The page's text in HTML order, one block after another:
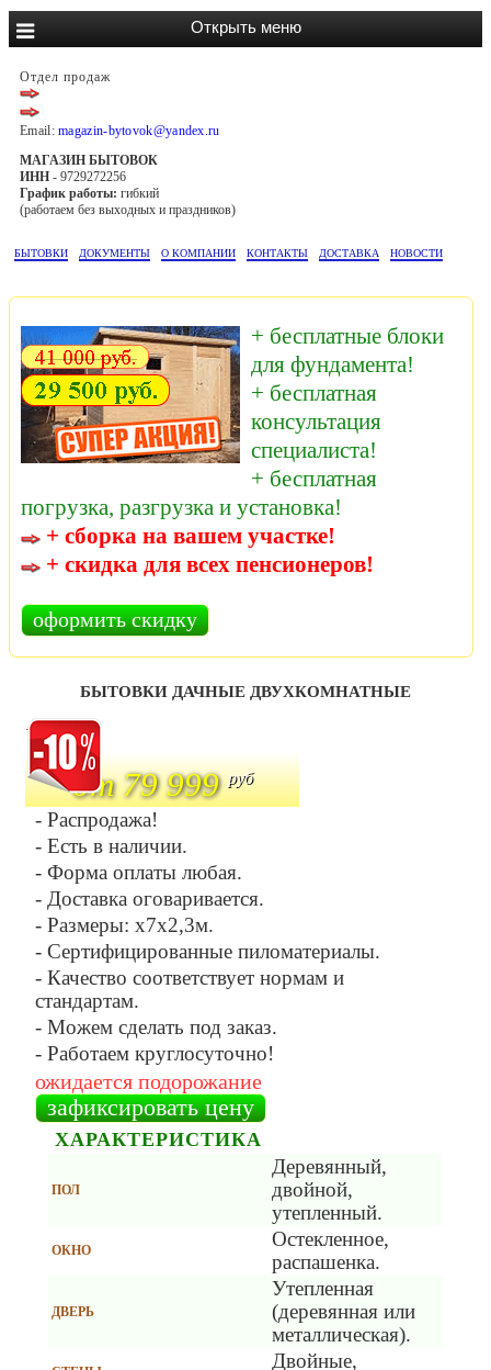
Отдел продаж
Email:magazin-bytovok@yandex.ru
МАГАЗИН БЫТОВОК
ИНН - 9729272256
График работы: гибкий
(работаем без выходных и праздников)
БЫТОВКИ ДОКУМЕНТЫ О КОМПАНИИ КОНТАКТЫ ДОСТАВКА НОВОСТИ
+ бесплатные блоки
для фундамента!
+ бесплатная
консультация
специалиста!
+ бесплатная
погрузка, разгрузка и установка!
+ сборка на вашем участке!
+ скидка для всех пенсионеров!
оформить скидку
БЫТОВКИ ДАЧНЫЕ ДВУХКОМНАТНЫЕ
.
от 79 999руб
- Распродажа!
- Есть в наличии.
- Форма оплаты любая.
- Доставка оговаривается.
- Размеры: х7х2,3м.
- Сертифицированные пиломатериалы.
- Качество соответствует нормам и
стандартам.
- Можем сделать под заказ.
- Работаем круглосуточно!
ожидается подорожание
зафиксировать цену
ХАРАКТЕРИСТИКА
ПОЛ
Деревянный,
двойной,
утепленный.
ОКНО
Остекленное,
распашенка.
ДВЕРЬ
Утепленная
(деревянная или
металлическая).
Двойные,